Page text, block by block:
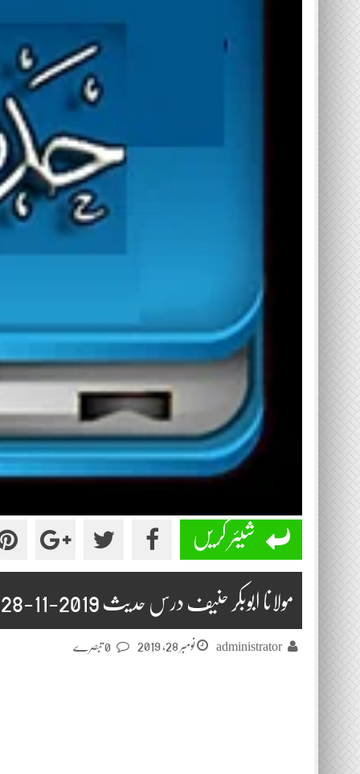
شیئر کریں
مولانا ابوبکر حنیف درس حدیث 2019-11-28
administrator نومبر 28, 2019